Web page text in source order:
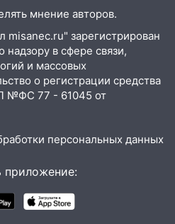
черный коршун
помогли
на улице
районе украли два
жара: какая будет
борьбы: ульяновские
мнение авторов.
зарегистрирован
в сфере связи,
и массовых
о регистрации средства
№ФС 77 - 61045 от
персональных данных
приложение: